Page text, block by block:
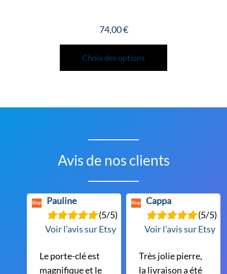
74,00€
Choix des options
Ce
a
être
la
page
du
Avis de nos clients
Pauline
(5/5)
Voir l’avis sur Etsy
Le porte-clé est
magnifique et le
Cappa
(5/5)
Voir l’avis sur Etsy
Très jolie pierre,
la livraison a été